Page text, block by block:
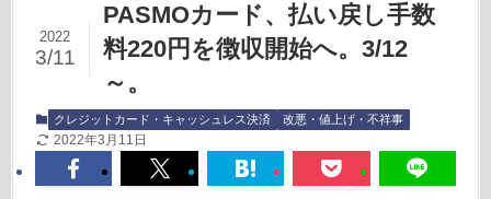
PASMOカード、払い戻し手数
料220円を徴収開始へ。3/12
～。
2022
3/11
クレジットカード・キャッシュレス決済 改悪・値上げ・不祥事
2022年3月11日